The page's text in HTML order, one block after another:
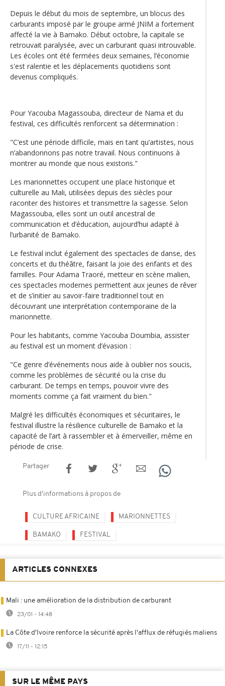
Depuis le début du mois de septembre, un blocus des
carburants imposé par le groupe armé JNIM a fortement
affecté la vie à Bamako. Début octobre, la capitale se
retrouvait paralysée, avec un carburant quasi introuvable.
Les écoles ont été fermées deux semaines, l’économie
s'est ralentie et les déplacements quotidiens sont
devenus compliqués.
Pour Yacouba Magassouba, directeur de Nama et du
festival, ces difficultés renforcent sa détermination :
"C’est une période difficile, mais en tant qu’artistes, nous
n’abandonnons pas notre travail. Nous continuons à
montrer au monde que nous existons."
Les marionnettes occupent une place historique et
culturelle au Mali, utilisées depuis des siècles pour
raconter des histoires et transmettre la sagesse. Selon
Magassouba, elles sont un outil ancestral de
communication et d’éducation, aujourd’hui adapté à
l’urbanité de Bamako.
Le festival inclut également des spectacles de danse, des
concerts et du théâtre, faisant la joie des enfants et des
familles. Pour Adama Traoré, metteur en scène malien,
ces spectacles modernes permettent aux jeunes de rêver
et de s’initier au savoir-faire traditionnel tout en
découvrant une interprétation contemporaine de la
marionnette.
Pour les habitants, comme Yacouba Doumbia, assister
au festival est un moment d’évasion :
"Ce genre d’événements nous aide à oublier nos soucis,
comme les problèmes de sécurité ou la crise du
carburant. De temps en temps, pouvoir vivre des
moments comme ça fait vraiment du bien."
Malgré les difficultés économiques et sécuritaires, le
festival illustre la résilience culturelle de Bamako et la
capacité de l’art à rassembler et à émerveiller, même en
période de crise.
Partager
Plus d'informations à propos de
CULTURE AFRICAINE MARIONNETTES
BAMAKO FESTIVAL
ARTICLES CONNEXES
Mali : une amélioration de la distribution de carburant
23/01 - 14:48
La Côte d'Ivoire renforce la sécurité après l'afflux de réfugiés maliens
17/11 - 12:15
SUR LE MÊME PAYS